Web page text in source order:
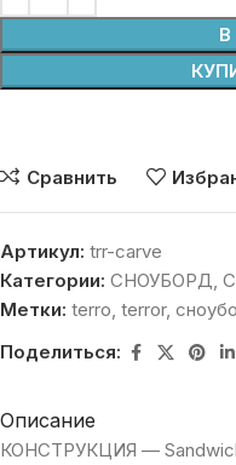
Сравнить
Артикул: trr-carve
Категории: СНОУБОРД
Метки: terro terror,
Поделиться:
Описание
КОНСТРУКЦИЯ —